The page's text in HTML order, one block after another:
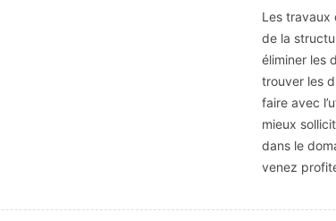
Les travaux
de la
éliminer les
trouver les
faire avec
mieux
dans le
venez